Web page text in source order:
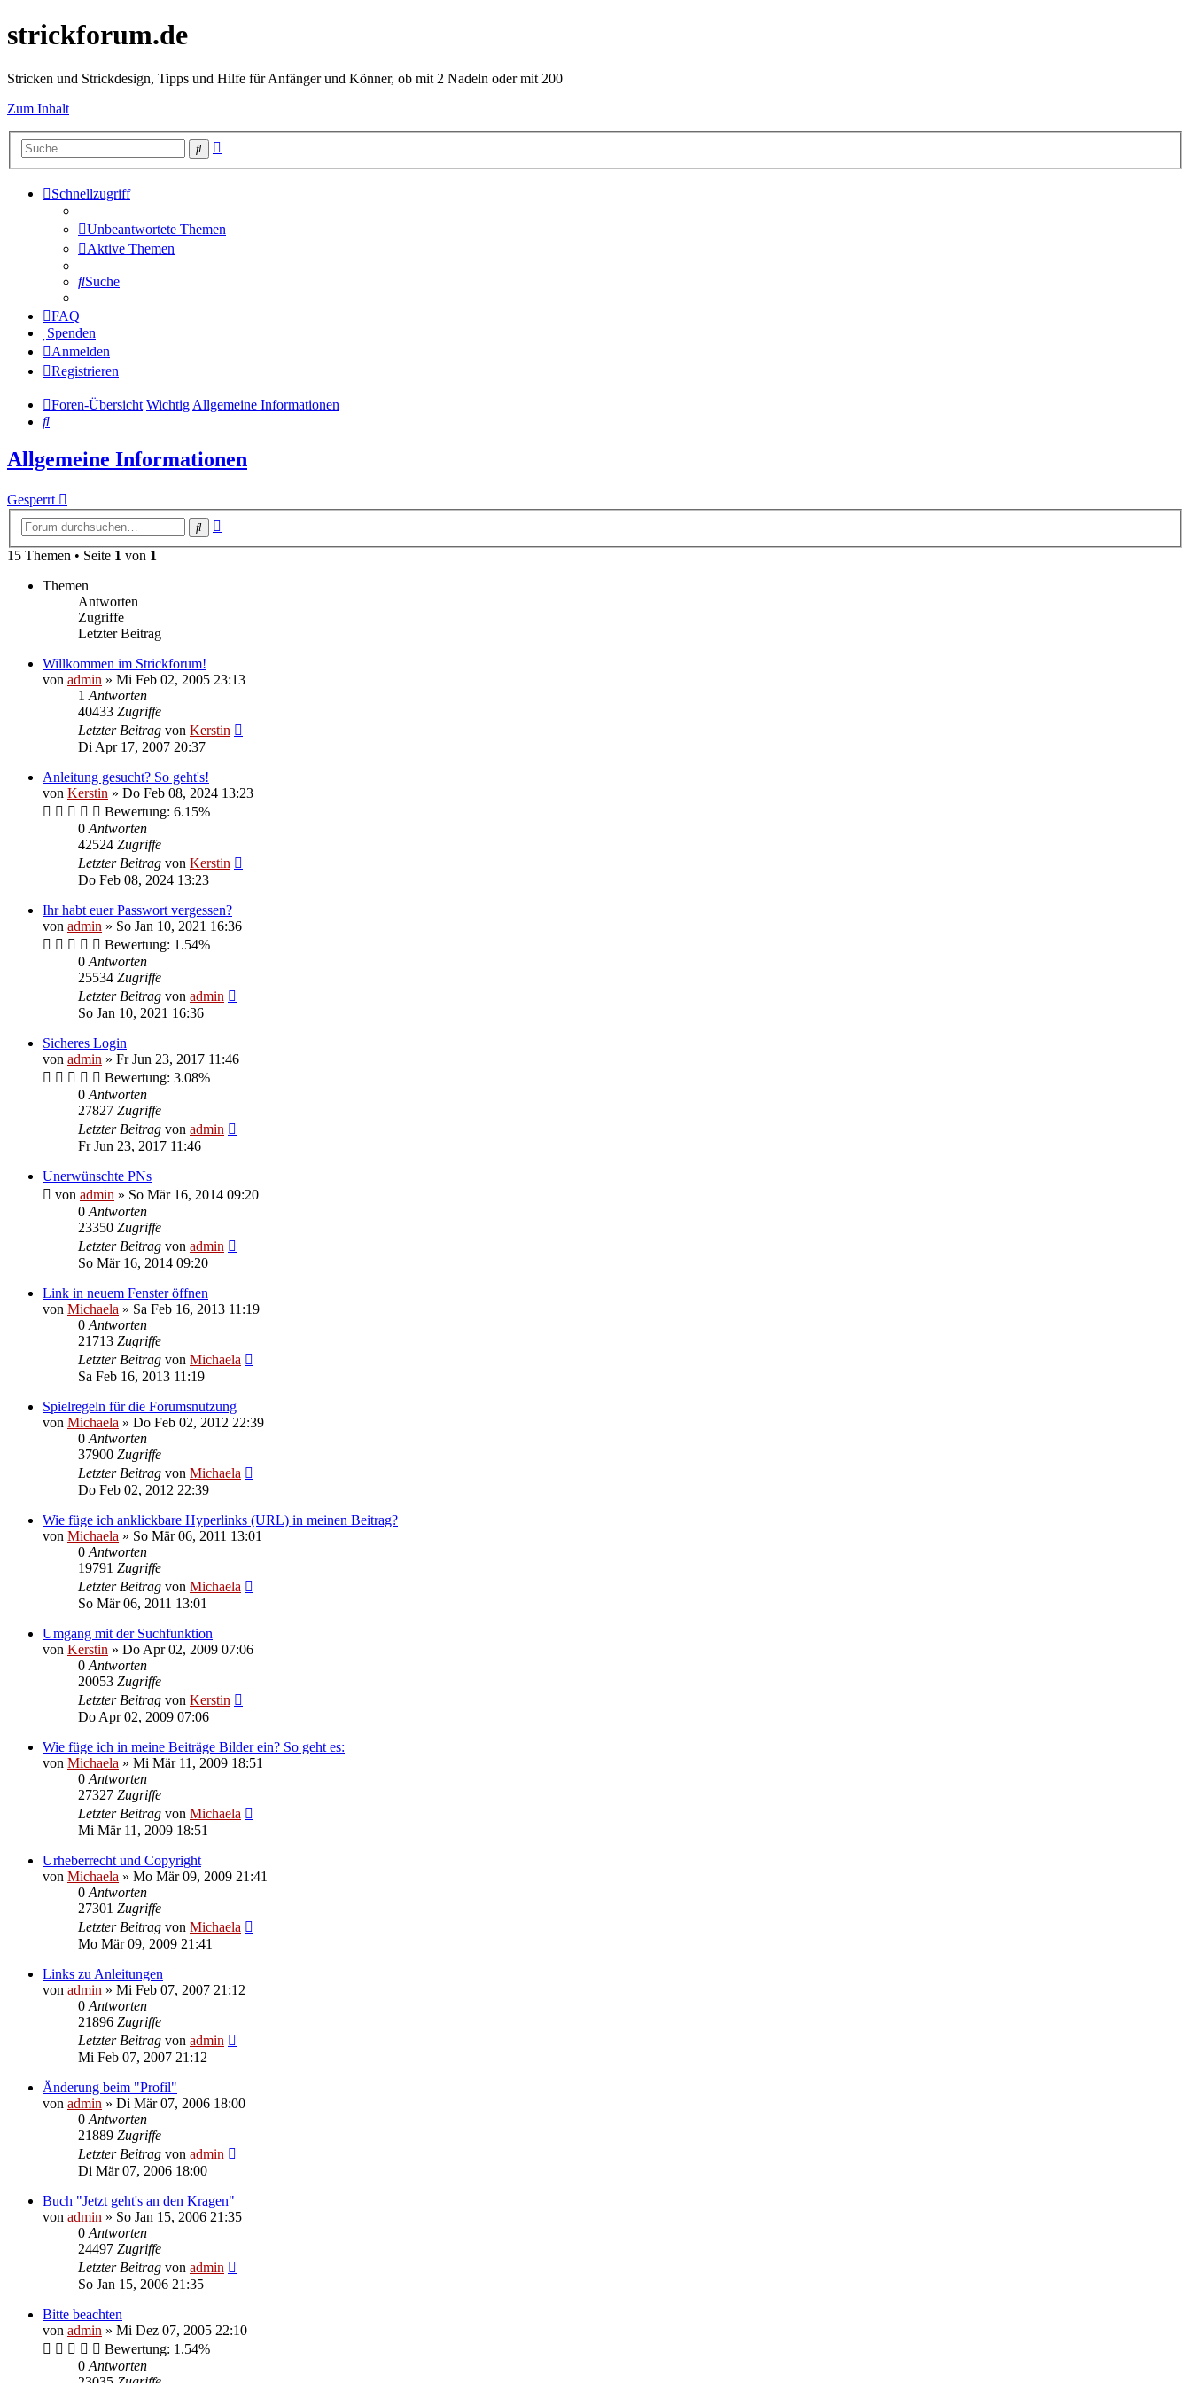
strickforum.de
Stricken und Strickdesign, Tipps und Hilfe für Anfänger und Könner, ob mit 2 Nadeln oder mit 200
Zum Inhalt
Suche
Schnellzugriff
Unbeantwortete Themen
Aktive Themen
Suche
FAQ
Spenden
Anmelden
Registrieren
Foren-Übersicht WichtigAllgemeine Informationen
Suche
Allgemeine Informationen
Gesperrt
Suche
15 Themen • Seite 1 von 1
Themen
Antworten
Zugriffe
Letzter Beitrag
Willkommen im Strickforum!
von admin » Mi Feb 02, 2005 23:13
1 Antworten
40433 Zugriffe
Letzter Beitrag von Kerstin
Di Apr 17, 2007 20:37
Anleitung gesucht? So geht's!
von Kerstin » Do Feb 08, 2024 13:23
Bewertung: 6.15%
0 Antworten
42524 Zugriffe
Letzter Beitrag von Kerstin
Do Feb 08, 2024 13:23
Ihr habt euer Passwort vergessen?
von admin » So Jan 10, 2021 16:36
Bewertung: 1.54%
0 Antworten
25534 Zugriffe
Letzter Beitrag von admin
So Jan 10, 2021 16:36
Sicheres Login
von admin » Fr Jun 23, 2017 11:46
Bewertung: 3.08%
0 Antworten
27827 Zugriffe
Letzter Beitrag von admin
Fr Jun 23, 2017 11:46
Unerwünschte PNs
von admin » So Mär 16, 2014 09:20
0 Antworten
23350 Zugriffe
Letzter Beitrag von admin
So Mär 16, 2014 09:20
Link in neuem Fenster öffnen
von Michaela » Sa Feb 16, 2013 11:19
0 Antworten
21713 Zugriffe
Letzter Beitrag von Michaela
Sa Feb 16, 2013 11:19
Spielregeln für die Forumsnutzung
von Michaela » Do Feb 02, 2012 22:39
0 Antworten
37900 Zugriffe
Letzter Beitrag von Michaela
Do Feb 02, 2012 22:39
Wie füge ich anklickbare Hyperlinks (URL) in meinen Beitrag?
von Michaela » So Mär 06, 2011 13:01
0 Antworten
19791 Zugriffe
Letzter Beitrag von Michaela
So Mär 06, 2011 13:01
Umgang mit der Suchfunktion
von Kerstin » Do Apr 02, 2009 07:06
0 Antworten
20053 Zugriffe
Letzter Beitrag von Kerstin
Do Apr 02, 2009 07:06
Wie füge ich in meine Beiträge Bilder ein? So geht es:
von Michaela » Mi Mär 11, 2009 18:51
0 Antworten
27327 Zugriffe
Letzter Beitrag von Michaela
Mi Mär 11, 2009 18:51
Urheberrecht und Copyright
von Michaela » Mo Mär 09, 2009 21:41
0 Antworten
27301 Zugriffe
Letzter Beitrag von Michaela
Mo Mär 09, 2009 21:41
Links zu Anleitungen
von admin » Mi Feb 07, 2007 21:12
0 Antworten
21896 Zugriffe
Letzter Beitrag von admin
Mi Feb 07, 2007 21:12
Änderung beim "Profil"
von admin » Di Mär 07, 2006 18:00
0 Antworten
21889 Zugriffe
Letzter Beitrag von admin
Di Mär 07, 2006 18:00
Buch "Jetzt geht's an den Kragen"
von admin » So Jan 15, 2006 21:35
0 Antworten
24497 Zugriffe
Letzter Beitrag von admin
So Jan 15, 2006 21:35
Bitte beachten
von admin » Mi Dez 07, 2005 22:10
Bewertung: 1.54%
0 Antworten